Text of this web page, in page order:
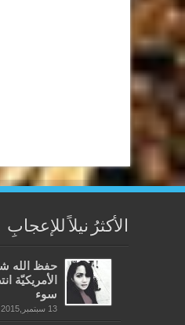
الأكثرُ نيلاً للإعجابِ
حفظ الله
الأمريكيّة
سوء
13 سبتمبر,2015